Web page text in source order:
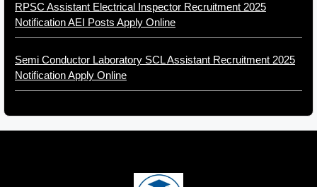
RPSC Assistant Electrical Inspector Recruitment 2025
Notification AEI Posts Apply Online
Semi Conductor Laboratory SCL Assistant Recruitment 2025
Notification Apply Online